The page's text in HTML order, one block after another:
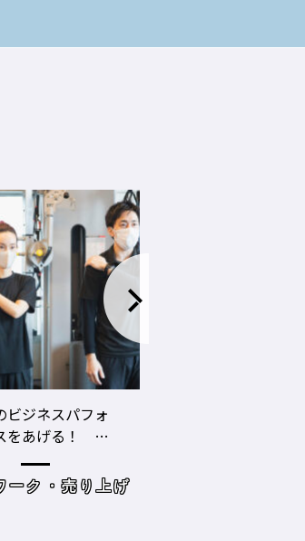
聡一郎×gricoエ
タカ 『2021年
』
読み物